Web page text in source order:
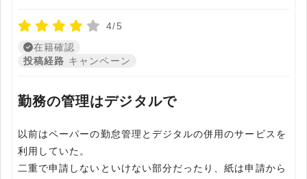
4/5
在籍確認
投稿経路 キャンペーン
勤務の管理はデジタルで
以前はペーパーの勤怠管理とデジタルの併用のサービスを
利用していた。
二重で申請しないといけない部分だったり、紙は申請から